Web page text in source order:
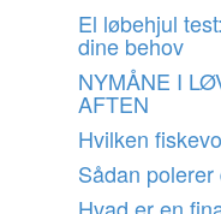
El løbehjul
dine behov
NYMÅNE I
AFTEN
Hvilken
Sådan